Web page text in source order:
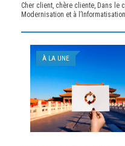
Cher client, chère cliente, Dans le
Modernisation et à
À LA UNE